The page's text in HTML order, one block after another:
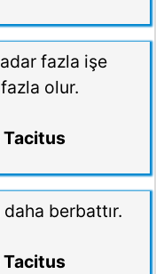
fazla işe
olur.
Tacitus
berbattır.
Tacitus